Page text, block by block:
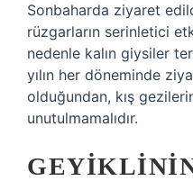
Sonbaharda ziyaret
rüzgarların serinletici
nedenle kalın giysiler
yılın her döneminde
olduğundan, kış
unutulmamalıdır.